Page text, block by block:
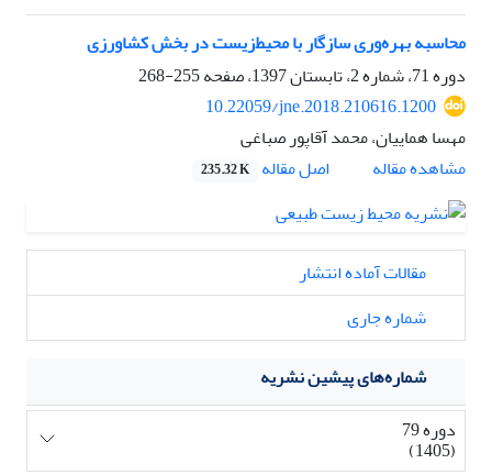
محاسبه بهره‌وری سازگار با محیط‌زیست در بخش کشاورزی
دوره 71، شماره 2، تابستان 1397، صفحه
255-268
10.22059/jne.2018.210616.1200
مهسا هماییان، محمد آقاپور صباغی
مشاهده مقاله
اصل مقاله 235.32 K
مقالات آماده انتشار
شماره جاری
شماره‌های پیشین نشریه
دوره 79
(1405)